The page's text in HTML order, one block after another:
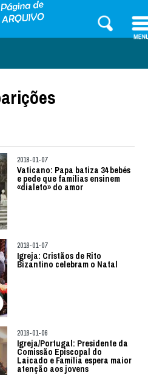
2018-01-07
Vaticano: Papa batiza 34 bebés
e pede que famílias ensinem
«dialeto» do amor
2018-01-07
Igreja: Cristãos de Rito
Bizantino celebram o Natal
2018-01-06
Igreja/Portugal: Presidente da
Comissão Episcopal do
Laicado e Família espera maior
atenção aos jovens